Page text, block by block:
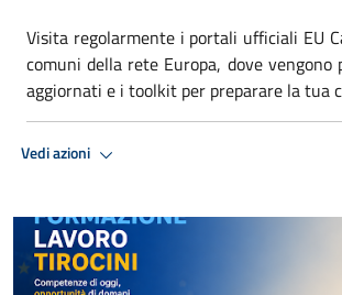
Visita regolarmente i portali ufficiali EU
comuni della rete Europa, dove vengono
aggiornati e i toolkit per preparare la tua
Vedi azioni